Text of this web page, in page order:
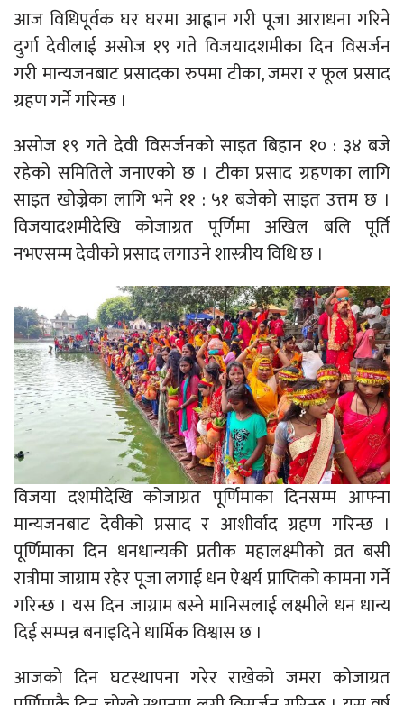
आज विधिपूर्वक घर घरमा आह्वान गरी पूजा आराधना गरिने
दुर्गा देवीलाई असोज १९ गते विजयादशमीका दिन विसर्जन
गरी मान्यजनबाट प्रसादका रुपमा टीका, जमरा र फूल प्रसाद
ग्रहण गर्ने गरिन्छ ।
असोज १९ गते देवी विसर्जनको साइत बिहान १० : ३४ बजे
रहेको समितिले जनाएको छ । टीका प्रसाद ग्रहणका लागि
साइत खोज्नेका लागि भने ११ : ५१ बजेको साइत उत्तम छ ।
विजयादशमीदेखि कोजाग्रत पूर्णिमा अखिल बलि पूर्ति
नभएसम्म देवीको प्रसाद लगाउने शास्त्रीय विधि छ ।
विजया दशमीदेखि कोजाग्रत पूर्णिमाका दिनसम्म आफ्ना
मान्यजनबाट देवीको प्रसाद र आशीर्वाद ग्रहण गरिन्छ ।
पूर्णिमाका दिन धनधान्यकी प्रतीक महालक्ष्मीको व्रत बसी
रात्रीमा जाग्राम रहेर पूजा लगाई धन ऐश्वर्य प्राप्तिको कामना गर्ने
गरिन्छ । यस दिन जाग्राम बस्ने मानिसलाई लक्ष्मीले धन धान्य
दिई सम्पन्न बनाइदिने धार्मिक विश्वास छ ।
आजको दिन घटस्थापना गरेर राखेको जमरा कोजाग्रत